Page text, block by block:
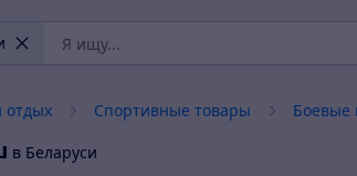
отдых Спортивные товары Боевые
в Беларуси